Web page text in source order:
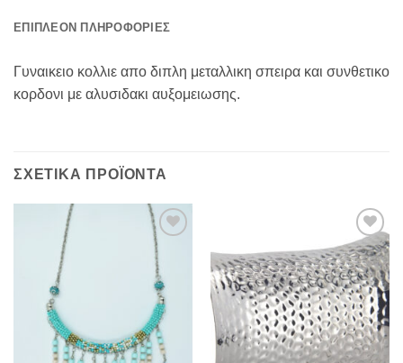
ΕΠΙΠΛΈΟΝ ΠΛΗΡΟΦΟΡΊΕΣ
Γυναικειο κολλιε απο διπλη μεταλλικη σπειρα και συνθετικο
κορδονι με αλυσιδακι αυξομειωσης.
ΣΧΕΤΙΚΆ ΠΡΟΪΌΝΤΑ
Add to
Wishlist
Add to
Wishlist